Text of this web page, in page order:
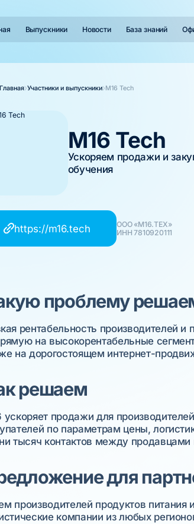
Выпускники Новости База знаний
Главная Участники и выпускники M16 Tech
M16 Tech
Ускоряем продажи и
обучения
https://m16.tech
ООО «М16.ТЕХ»
ИНН 7810920111
проблему
рентабельность производителей и
на высокорентабельные
на дорогостоящем интернет-
решаем
ускоряет продажи для
по параметрам цены,
тысяч контактов между
для
производителей продуктов питания
компании из любых